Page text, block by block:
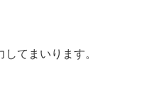
てまいります。